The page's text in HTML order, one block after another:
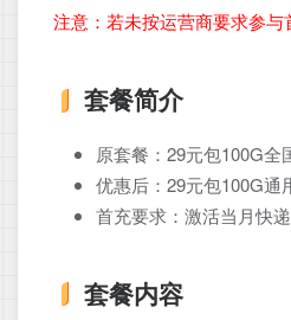
注意：若未按运营商要求参
套餐简介
原套餐：29元包100G全
优惠后：29元包100G通
首充要求：激活当月快
套餐内容